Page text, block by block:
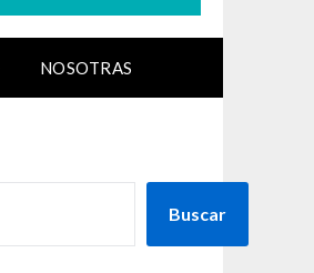
NOSOTRAS
Buscar